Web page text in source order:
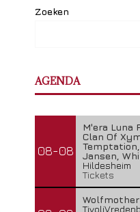
Zoeken
AGENDA
08-08
M'era Luna
Clan Of
Jansen,
Hildesheim
Tickets
Wolfmother